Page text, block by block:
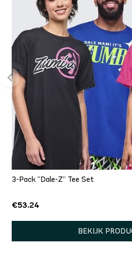
3-Pack “Dale-Z” Tee Set
€53.24
BEKIJK